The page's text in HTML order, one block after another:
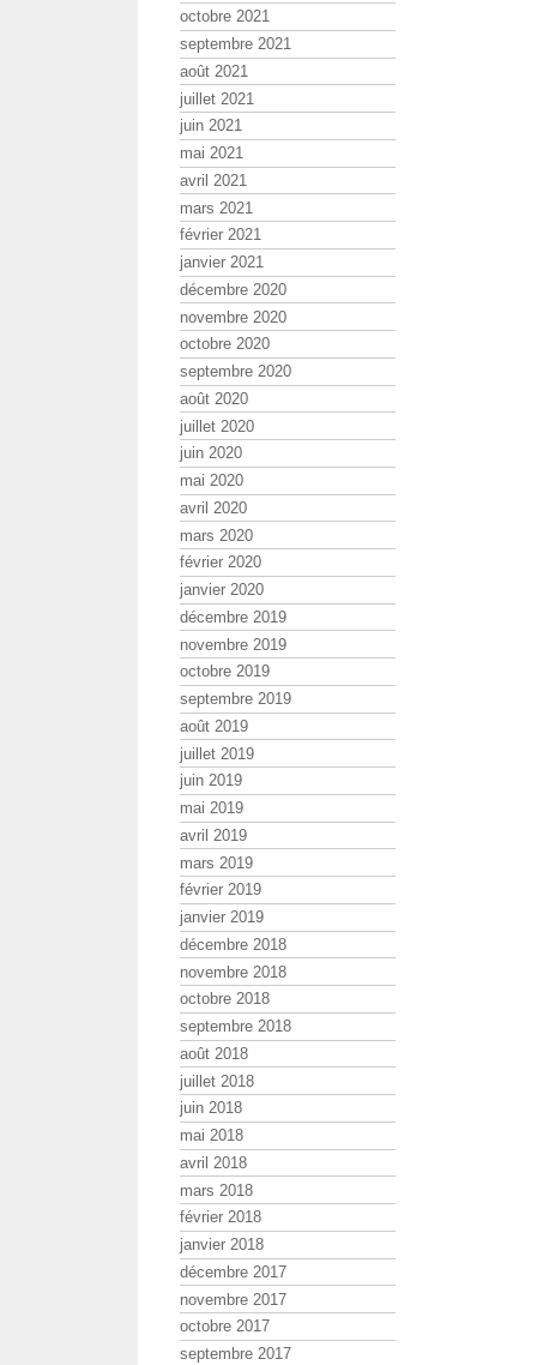
octobre 2021
septembre 2021
août 2021
juillet 2021
juin 2021
mai 2021
avril 2021
mars 2021
février 2021
janvier 2021
décembre 2020
novembre 2020
octobre 2020
septembre 2020
août 2020
juillet 2020
juin 2020
mai 2020
avril 2020
mars 2020
février 2020
janvier 2020
décembre 2019
novembre 2019
octobre 2019
septembre 2019
août 2019
juillet 2019
juin 2019
mai 2019
avril 2019
mars 2019
février 2019
janvier 2019
décembre 2018
novembre 2018
octobre 2018
septembre 2018
août 2018
juillet 2018
juin 2018
mai 2018
avril 2018
mars 2018
février 2018
janvier 2018
décembre 2017
novembre 2017
octobre 2017
septembre 2017